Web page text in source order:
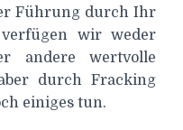
Führung durch Ihr
wir weder
andere wertvolle
durch Fracking
einiges tun.